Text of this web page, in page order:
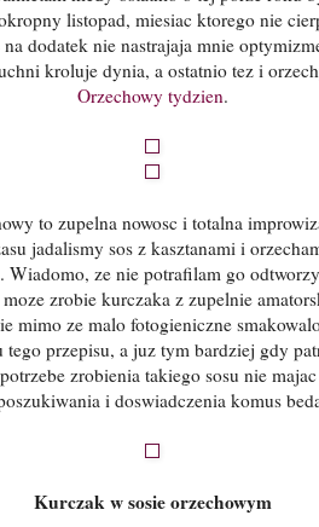
listopad, miesiac ktorego nie
dodatek nie nastrajaja mnie
kroluje dynia, a ostatnio tez i
Orzechowy tydzien.
to zupelna nowosc i totalna
jadalismy sos z kasztanami i
Wiadomo, ze nie potrafilam go
zrobie kurczaka z zupelnie
mimo ze malo fotogieniczne
przepisu, a juz tym bardziej gdy
zrobienia takiego sosu nie
i doswiadczenia komus
Kurczak w sosie orzechowym